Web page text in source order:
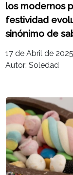
los modernos
festividad
sinónimo de
17 de Abril de 2025
Autor: Soledad